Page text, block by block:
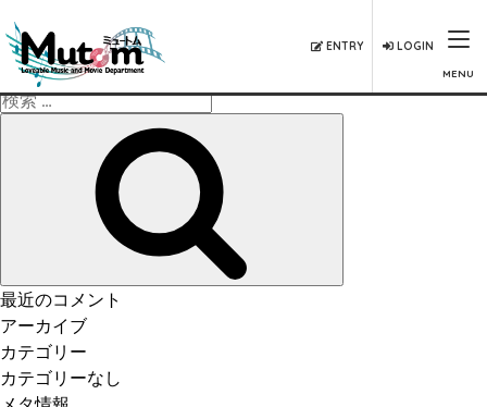
ENTRY LOGIN
MENU
検
最近のコメント
アーカイブ
カテゴリー
カテゴリーなし